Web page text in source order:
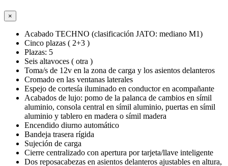
×
Acabado TECHNO (clasificación JATO: mediano M1)
Cinco plazas ( 2+3 )
Plazas: 5
Seis altavoces ( otra )
Toma/s de 12v en la zona de carga y los asientos delanteros
Cromado en las ventanas laterales
Espejo de cortesía iluminado en conductor en acompañante
Acabados de lujo: pomo de la palanca de cambios en símil
aluminio, consola central en símil aluminio, puertas en símil
aluminio y tablero en madera o símil madera
Encendido diurno automático
Bandeja trasera rígida
Sujeción de carga
Cierre centralizado con apertura por tarjeta/llave inteligente
Dos reposacabezas en asientos delanteros ajustables en altura,